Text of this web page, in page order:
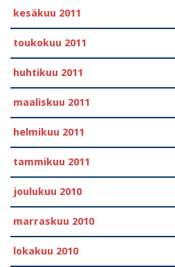
kesäkuu 2011
toukokuu 2011
huhtikuu 2011
maaliskuu 2011
helmikuu 2011
tammikuu 2011
joulukuu 2010
marraskuu 2010
lokakuu 2010